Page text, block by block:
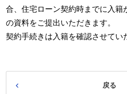
合、住宅ローン契約時までに入籍
の資料をご提出いただきます。
契約手続きは入籍を確認させてい
戻る